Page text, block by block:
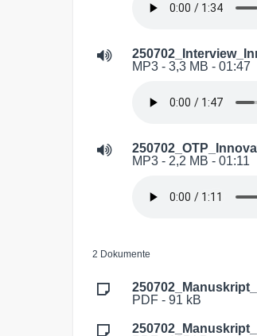
MP3 - 3,3 MB - 01:47
MP3 - 2,2 MB - 01:11
2 Dokumente
PDF - 91 kB